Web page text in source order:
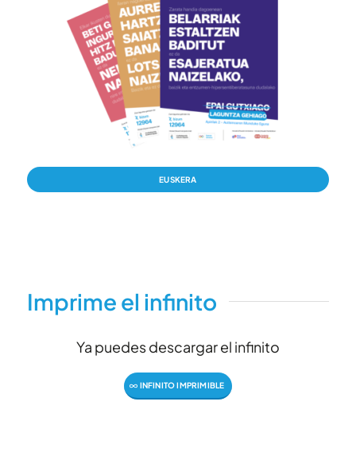
EUSKERA
Imprime el infinito
Ya puedes descargar el infinito
INFINITO IMPRIMIBLE